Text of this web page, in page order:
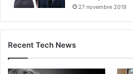
27 novembre 2019
Recent Tech News